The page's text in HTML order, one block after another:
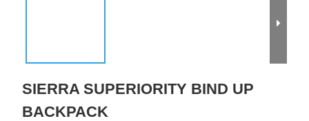
SIERRA SUPERIORITY BIND UP
BACKPACK